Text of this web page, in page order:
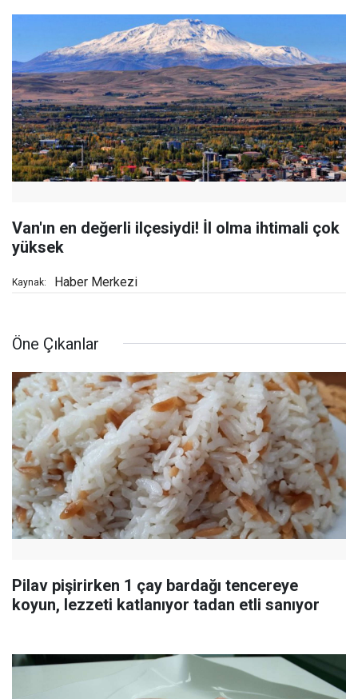
Van'ın en değerli ilçesiydi! İl olma ihtimali çok
yüksek
Kaynak: Haber Merkezi
Öne Çıkanlar
Pilav pişirirken 1 çay bardağı tencereye
koyun, lezzeti katlanıyor tadan etli sanıyor